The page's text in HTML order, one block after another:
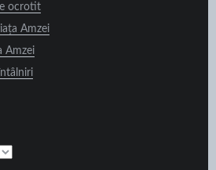
ocrotit
Amzei
Amzei